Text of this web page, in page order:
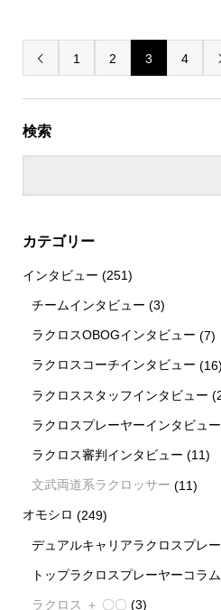
 1 2 3 4
検索
カテゴリー
インタビュー (251)
チームインタビュー (3)
ラクロスOBOGインタビュー (7)
ラクロスコーチインタビュー (16)
ラクロススタッフインタビュー
ラクロスプレーヤーインタビュー
ラクロス審判インタビュー (11)
文武両道系ラクロッサー (11)
オモシロ (249)
デュアルキャリアラクロスプレ
トップラクロスプレーヤーコラム
ラクロス ＋ 〇〇 (3)